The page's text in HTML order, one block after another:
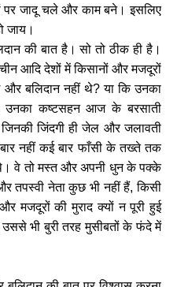
पर जादू चले और काम बने। इसलिए
जाय।
की बात है। सो तो ठीक ही है।
चीन आदि देशों में किसानों और मजदूरों
बलिदान नहीं थे?या कि उनका
उनका कष्टसहन आज के बरसाती
जिंदगी ही जेल और जलावती
नहीं कई बार फाँसी के तख्ते तक
वे तो मस्त और अपनी धुन के पक्के
तपस्वी नेता कुछ भी नहीं हैं,किसी
मजदूरों की मुराद क्यों न पूरी हुई
उससे भी बुरी तरह मुसीबतों के फंदे में